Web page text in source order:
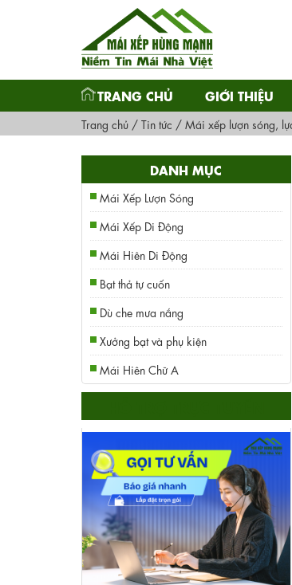
TRANG CHỦ GIỚI THIỆU
Trang chủ / Tin tức / Mái xếp lượn sóng,
DANH MỤC
Mái Xếp Lượn Sóng
Mái Xếp Di Động
Mái Hiên Di Động
Bạt thả tự cuốn
Dù che mưa nắng
Xưởng bạt và phụ kiện
Mái Hiên Chữ A